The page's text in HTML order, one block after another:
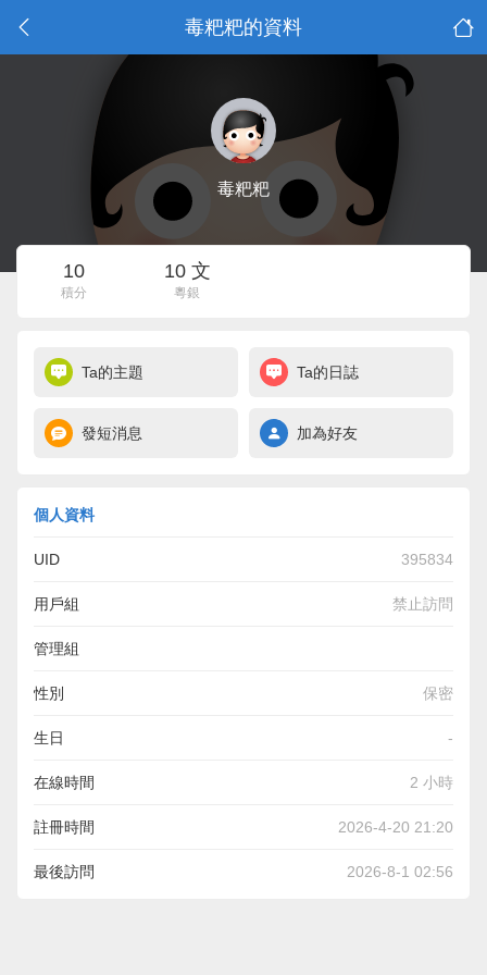
毒粑粑的資料
毒粑粑
10
積分
10 文
粵銀
Ta的主題 Ta的日誌
發短消息 加為好友
個人資料
UID 395834
用戶組 禁止訪問
管理組
性別 保密
生日 -
在線時間 2 小時
註冊時間 2026-4-20 21:20
最後訪問 2026-8-1 02:56